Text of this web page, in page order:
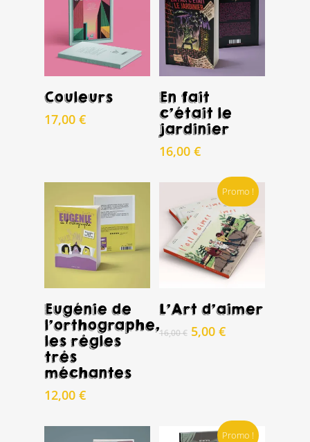
Acheter
Couleurs
17,00 €
Acheter
En fait
c’était le
jardinier
16,00 €
Acheter
Eugénie de
l’orthographe,
les règles
très
méchantes
12,00 €
Promo !
Acheter
L’Art d’aimer
16,00€ Le
5,00 €Le
Promo !